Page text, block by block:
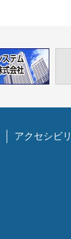
アクセシビ